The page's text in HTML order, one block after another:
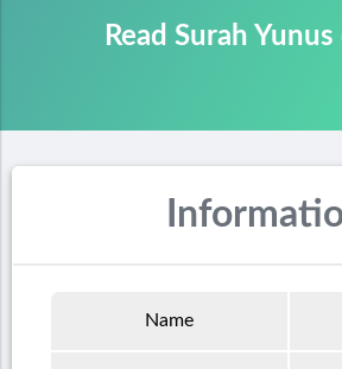
Read Surah
Name